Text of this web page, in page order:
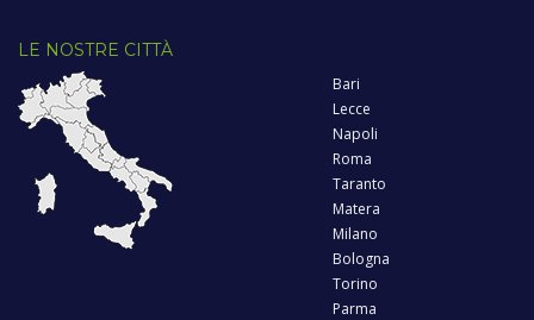
LE NOSTRE CITTÀ
Bari
Lecce
Napoli
Roma
Taranto
Matera
Milano
Bologna
Torino
Parma